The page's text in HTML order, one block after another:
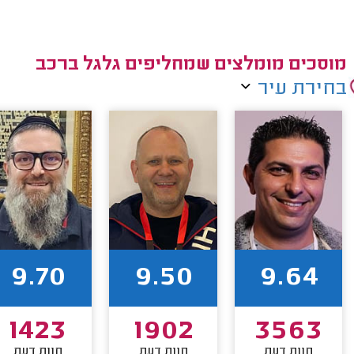
מוסכים מומלצים שמחליפים גלגל ברכב
בחירת עיר
9.64
3563
9.50
1902
9.70
1423